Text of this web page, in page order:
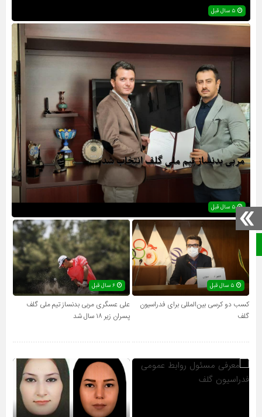
۵ سال قبل
مربی بدنساز تیم ملی گلف انتخاب شد
کسب دو کرسی بین‌المللی برای فدراسیون
گلف
علی عسگری مربی بدنساز تیم‌ ملی گلف
پسران زیر ۱۸ سال شد